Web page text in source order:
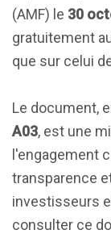
(AMF) le 30
gratuitement
que sur celui
Le document,
A03, est une
l'engagement
transparence
investisseurs
consulter ce